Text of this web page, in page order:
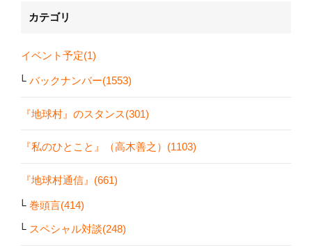
カテゴリ
イベント予定(1)
バックナンバー(1553)
『地球村』のスタンス(301)
『私のひとこと』（高木善之）(1103)
『地球村通信』(661)
巻頭言(414)
スペシャル対談(248)